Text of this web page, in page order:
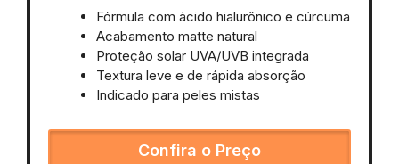
Fórmula com ácido hialurônico e cúrcuma
Acabamento matte natural
Proteção solar UVA/UVB integrada
Textura leve e de rápida absorção
Indicado para peles mistas
Confira o Preço